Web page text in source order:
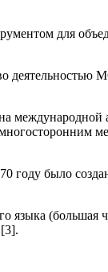
для
было
(большая